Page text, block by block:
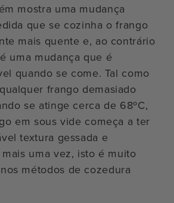
mostra uma mudança
que se cozinha o frango
mais quente e, ao contrário
uma mudança que é
quando se come. Tal como
frango demasiado
se atinge cerca de 68ºC,
em sous vide começa a ter
textura gessada e
mais uma vez, isto é muito
métodos de cozedura